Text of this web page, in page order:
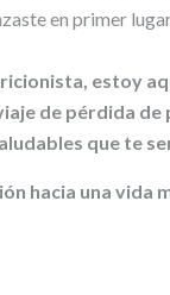
en primer
estoy
de pérdida de
que te
hacia una vida